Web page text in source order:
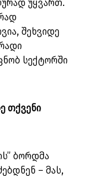
უყვართ.
შეხვიდე
სექტორში
თქვენი
ბორდმა
– მას,